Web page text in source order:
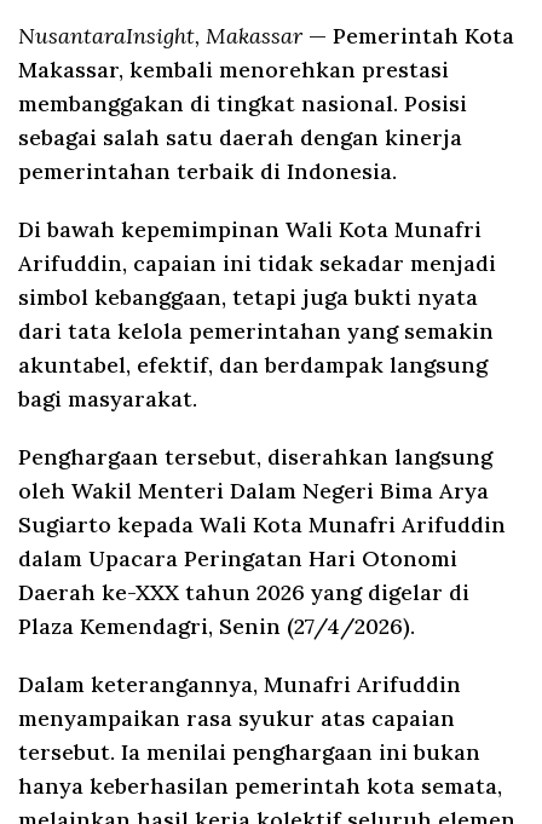
NusantaraInsight, Makassar — Pemerintah Kota
Makassar, kembali menorehkan prestasi
membanggakan di tingkat nasional. Posisi
sebagai salah satu daerah dengan kinerja
pemerintahan terbaik di Indonesia.
Di bawah kepemimpinan Wali Kota Munafri
Arifuddin, capaian ini tidak sekadar menjadi
simbol kebanggaan, tetapi juga bukti nyata
dari tata kelola pemerintahan yang semakin
akuntabel, efektif, dan berdampak langsung
bagi masyarakat.
Penghargaan tersebut, diserahkan langsung
oleh Wakil Menteri Dalam Negeri Bima Arya
Sugiarto kepada Wali Kota Munafri Arifuddin
dalam Upacara Peringatan Hari Otonomi
Daerah ke-XXX tahun 2026 yang digelar di
Plaza Kemendagri, Senin (27/4/2026).
Dalam keterangannya, Munafri Arifuddin
menyampaikan rasa syukur atas capaian
tersebut. Ia menilai penghargaan ini bukan
hanya keberhasilan pemerintah kota semata,